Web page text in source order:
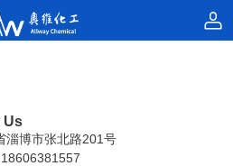
Us
淄博市张北路201号